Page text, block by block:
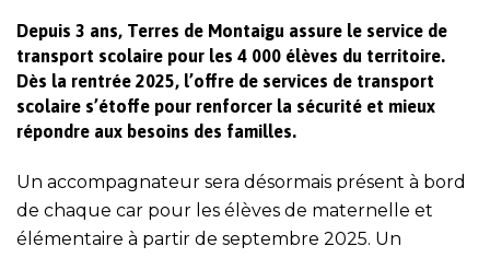
Depuis 3 ans, Terres de Montaigu assure le service de
transport scolaire pour les 4 000 élèves du territoire.
Dès la rentrée 2025, l’offre de services de transport
scolaire s’étoffe pour renforcer la sécurité et mieux
répondre aux besoins des familles.
Un accompagnateur sera désormais présent à bord
de chaque car pour les élèves de maternelle et
élémentaire à partir de septembre 2025. Un